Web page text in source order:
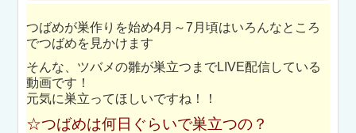
つばめが巣作りを始め4月～7月頃はいろんなところ
でつばめを見かけます
そんな、ツバメの雛が巣立つまでLIVE配信している
動画です！
元気に巣立ってほしいですね！！
☆つばめは何日ぐらいで巣立つの？